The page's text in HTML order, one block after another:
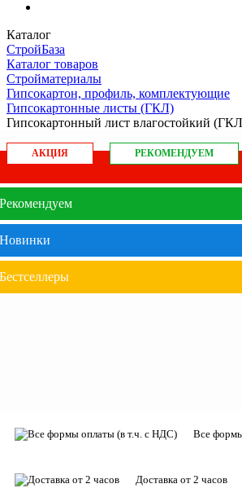
Каталог
СтройБаза
Каталог товаров
Стройматериалы
Гипсокартон, профиль, комплектующие
Гипсокартонные листы (ГКЛ)
Гипсокартонный лист влагостойкий
АКЦИЯ РЕКОМЕНДУЕМ
Рекомендуем
Новинки
Бестселлеры
Все
Доставка от 2 часов